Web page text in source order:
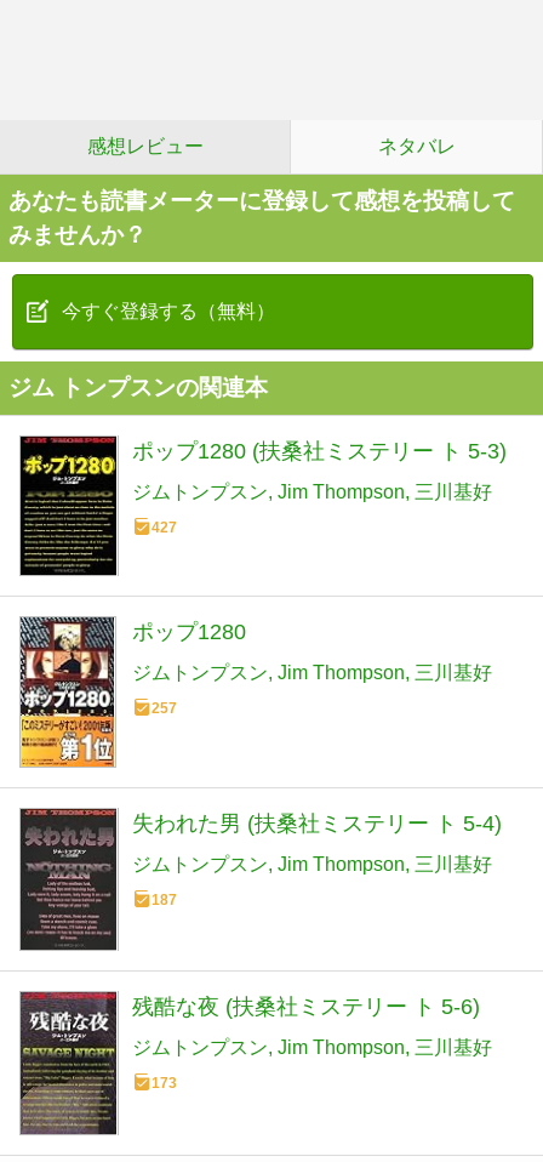
感想レビュー ネタバレ
あなたも読書メーターに登録して感想を投稿して
みませんか？
今すぐ登録する（無料）
ジム トンプスンの関連本
ポップ1280 (扶桑社ミステリー ト 5-3)
ジムトンプスン Jim Thompson 三川基好
427
ポップ1280
ジムトンプスン Jim Thompson 三川基好
257
失われた男 (扶桑社ミステリー ト 5-4)
ジムトンプスン Jim Thompson 三川基好
187
残酷な夜 (扶桑社ミステリー ト 5-6)
ジムトンプスン Jim Thompson 三川基好
173